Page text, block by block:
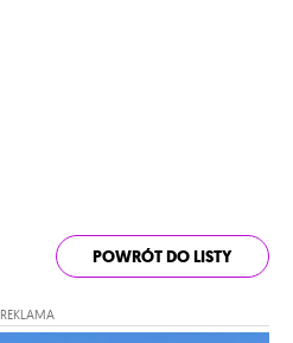
POWRÓT DO LISTY
REKLAMA